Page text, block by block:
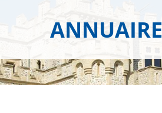
ANNUAIRE